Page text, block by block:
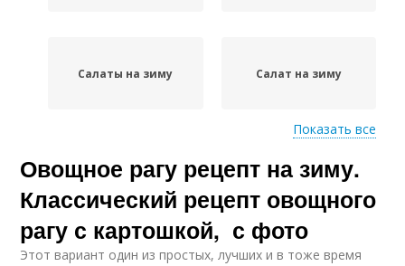
Салаты на зиму Салат на зиму
Овощи на зиму Болгарский перец
Показать все
Овощное рагу рецепт на зиму.
Классический рецепт овощного
рагу с картошкой, с фото
Этот вариант один из простых, лучших и в тоже время